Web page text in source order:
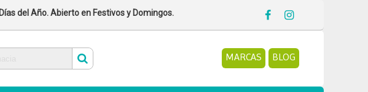
del Año. Abierto en Festivos y Domingos.
BLOG
MARCAS